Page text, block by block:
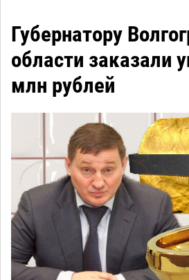
Губернатору
области заказали
млн рублей